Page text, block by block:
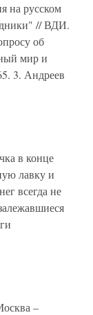
на русском
// ВДИ.
об
мир и
3. Андреев
в конце
лавку и
всегда не
–